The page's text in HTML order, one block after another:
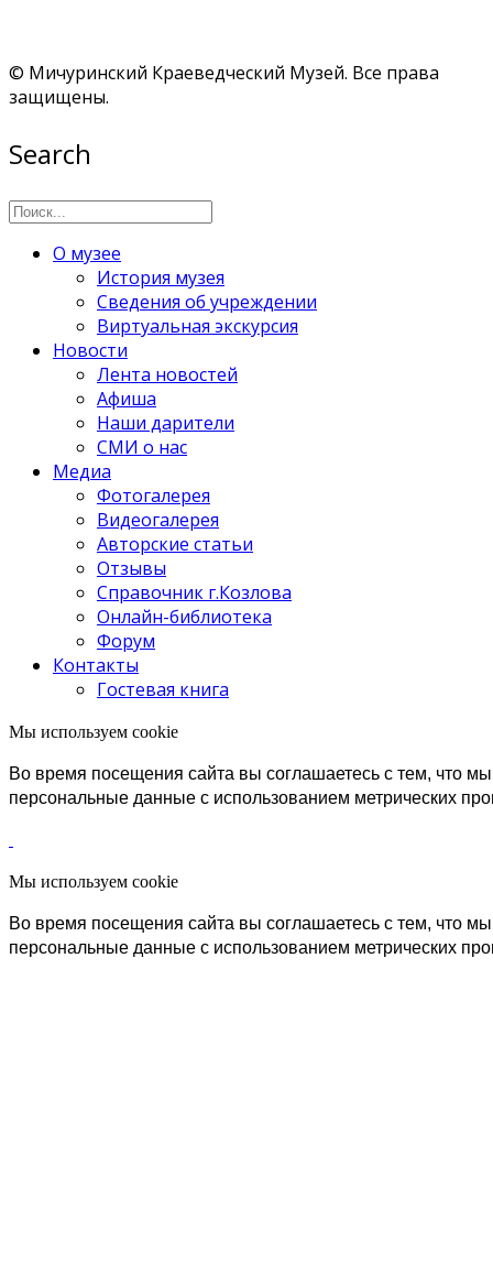
© Мичуринский Краеведческий Музей. Все права
защищены.
Search
О музее
История музея
Сведения об учреждении
Виртуальная экскурсия
Новости
Лента новостей
Афиша
Наши дарители
СМИ о нас
Медиа
Фотогалерея
Видеогалерея
Авторские статьи
Отзывы
Справочник г.Козлова
Онлайн-библиотека
Форум
Контакты
Гостевая книга
Мы используем cookie
Во время посещения сайта вы соглашаетесь с тем, что
персональные данные с использованием метрических
Мы используем cookie
Во время посещения сайта вы соглашаетесь с тем, что
персональные данные с использованием метрических